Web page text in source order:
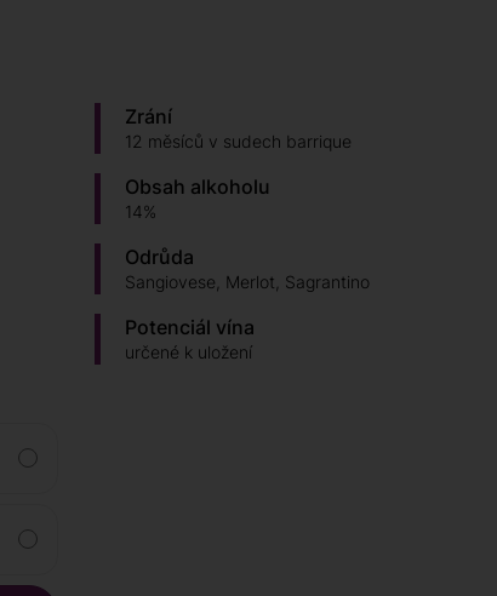
Zrání
12 měsíců v sudech barrique
Obsah alkoholu
14%
Odrůda
Sangiovese, Merlot, Sagrantino
Potenciál vína
určené k uložení